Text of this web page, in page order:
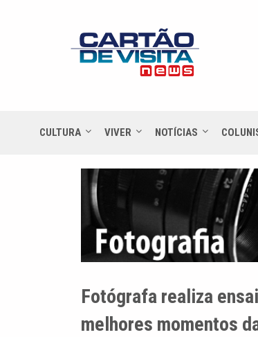
CULTURA VIVER NOTÍCIAS
Fotógrafa realiza
melhores momentos